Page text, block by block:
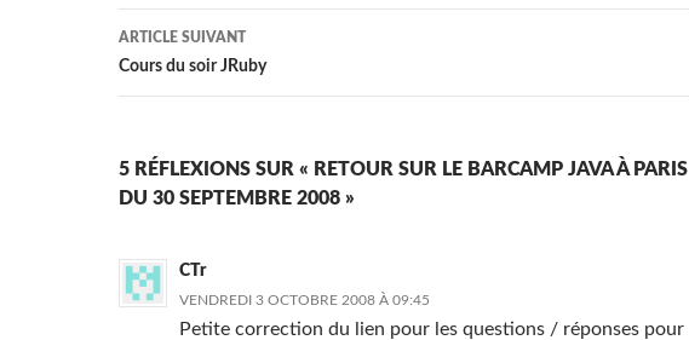
articles
ARTICLE SUIVANT
Cours du soir JRuby
5 RÉFLEXIONS SUR « RETOUR SUR LE BARCAMP JAVA À PARIS
DU 30 SEPTEMBRE 2008 »
CTr
VENDREDI 3 OCTOBRE 2008 À 09:45
Petite correction du lien pour les questions / réponses pour